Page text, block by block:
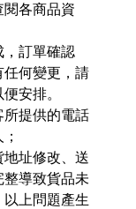
各商品資
，訂單確認
何變更，請
安排。
提供的電話
址修改、送
導致貨品未
上問題產生